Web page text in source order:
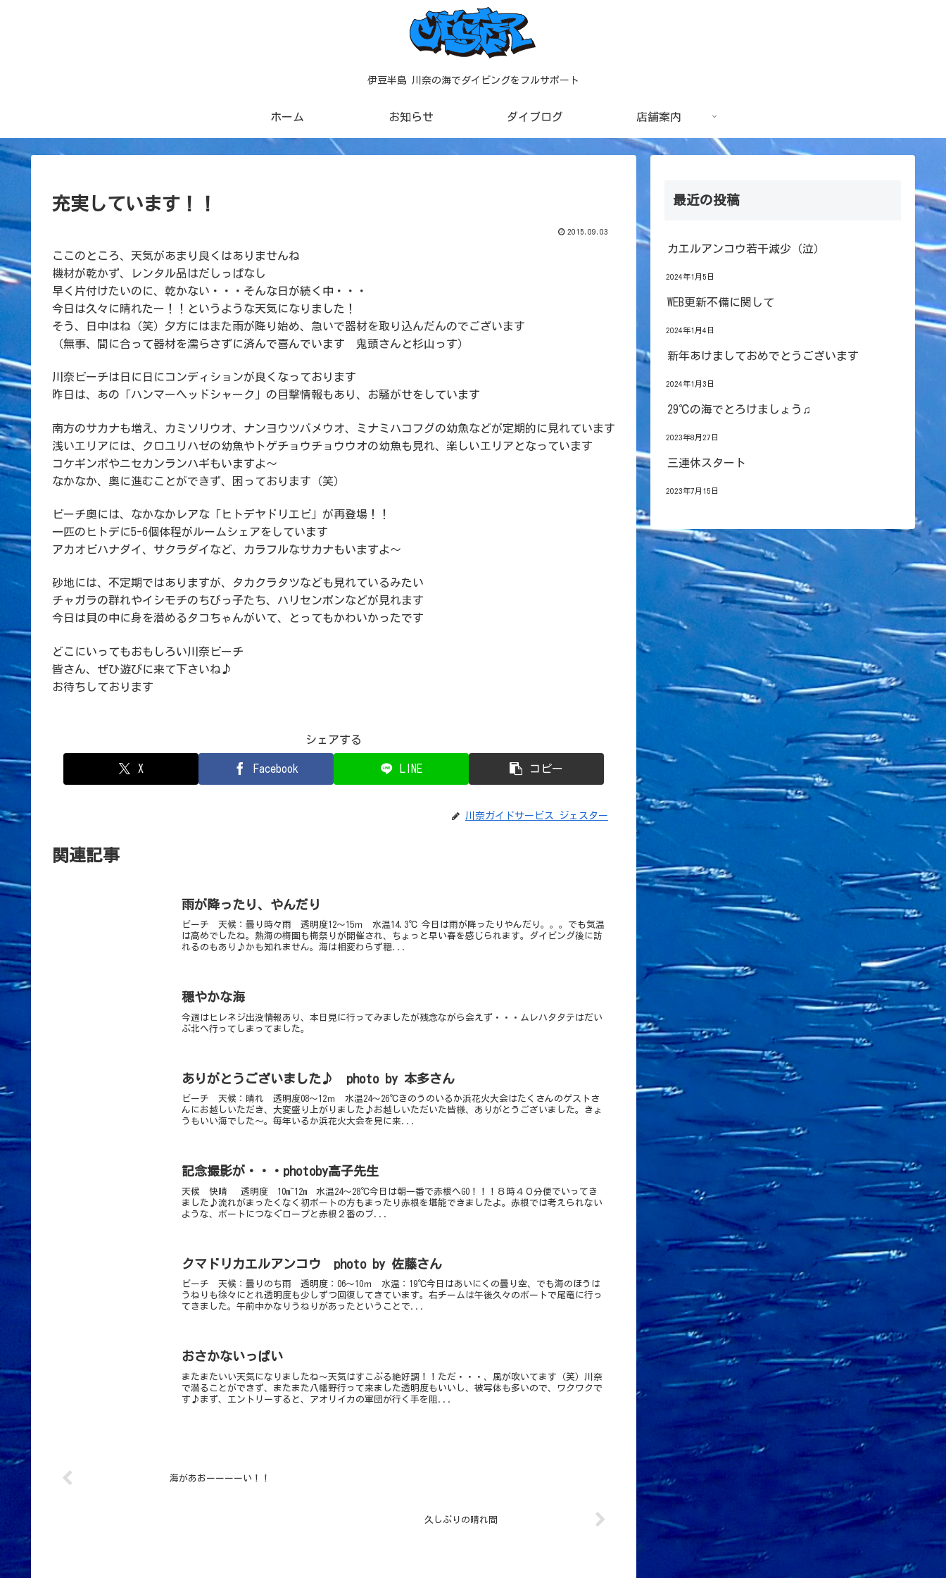
伊豆半島 川奈の海でダイビングをフルサポート
ホーム お知らせ ダイブログ 店舗案内
充実しています！！
2015.09.03
ここのところ、天気があまり良くはありませんね
機材が乾かず、レンタル品はだしっぱなし
早く片付けたいのに、乾かない・・・そんな日が続く中・・・
今日は久々に晴れたー！！というような天気になりました！
そう、日中はね（笑）夕方にはまた雨が降り始め、急いで器材を取り込んだんのでございます
（無事、間に合って器材を濡らさずに済んで喜んでいます 鬼頭さんと杉山っす）
川奈ビーチは日に日にコンディションが良くなっております
昨日は、あの「ハンマーヘッドシャーク」の目撃情報もあり、お騒がせをしています
南方のサカナも増え、カミソリウオ、ナンヨウツバメウオ、ミナミハコフグの幼魚などが定期的に見れています
浅いエリアには、クロユリハゼの幼魚やトゲチョウチョウウオの幼魚も見れ、楽しいエリアとなっています
コケギンポやニセカンランハギもいますよ～
なかなか、奥に進むことができず、困っております（笑）
ビーチ奥には、なかなかレアな「ヒトデヤドリエビ」が再登場！！
一匹のヒトデに5-6個体程がルームシェアをしています
アカオビハナダイ、サクラダイなど、カラフルなサカナもいますよ～
砂地には、不定期ではありますが、タカクラタツなども見れているみたい
チャガラの群れやイシモチのちびっ子たち、ハリセンボンなどが見れます
今日は貝の中に身を潜めるタコちゃんがいて、とってもかわいかったです
どこにいってもおもしろい川奈ビーチ
皆さん、ぜひ遊びに来て下さいね♪
お待ちしております
シェアする
X Facebook LINE コピー
川奈ガイドサービス ジェスター
関連記事
雨が降ったり、やんだり
ビーチ 天候：曇り時々雨 透明度12～15ｍ 水温14.3℃ 今日は雨が降ったりやんだり。。。でも気温
は高めでしたね。熱海の梅園も梅祭りが開催され、ちょっと早い春を感じられます。ダイビング後に訪
れるのもあり♪かも知れません。海は相変わらず穏...
穏やかな海
今週はヒレネジ出没情報あり、本日見に行ってみましたが残念ながら会えず・・・ムレハタタテはだい
ぶ北へ行ってしまってました。
ありがとうございました♪ photo by 本多さん
ビーチ 天候：晴れ 透明度08～12ｍ 水温24～26℃きのうのいるか浜花火大会はたくさんのゲストさ
んにお越しいただき、大変盛り上がりました♪お越しいただいた皆様、ありがとうございました。きょ
うもいい海でした～。毎年いるか浜花火大会を見に来...
記念撮影が・・・photoby高子先生
天候 快晴 透明度 10m~12m 水温24～28℃今日は朝一番で赤根へGO！！！８時４０分便でいってき
ました♪流れがまったくなく初ボートの方もまったり赤根を堪能できましたよ。赤根では考えられない
ような、ボートにつなぐロープと赤根２番のブ...
クマドリカエルアンコウ photo by 佐藤さん
ビーチ 天候：曇りのち雨 透明度：06～10ｍ 水温：19℃今日はあいにくの曇り空、でも海のほうは
うねりも徐々にとれ透明度も少しずつ回復してきています。右チームは午後久々のボートで尾竜に行っ
てきました。午前中かなりうねりがあったということで...
おさかないっぱい
またまたいい天気になりましたね～天気はすこぶる絶好調！！ただ・・・、風が吹いてます（笑）川奈
で潜ることができず、またまた八幡野行って来ました透明度もいいし、被写体も多いので、ワクワクで
す♪まず、エントリーすると、アオリイカの軍団が行く手を阻...
海があおーーーーい！！
久しぶりの晴れ間
最近の投稿
カエルアンコウ若干減少（泣）
2024年1月5日
WEB更新不備に関して
2024年1月4日
新年あけましておめでとうございます
2024年1月3日
29℃の海でとろけましょう♫
2023年8月27日
三連休スタート
2023年7月15日